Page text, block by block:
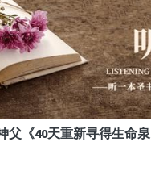
父《40天重新寻得生命泉